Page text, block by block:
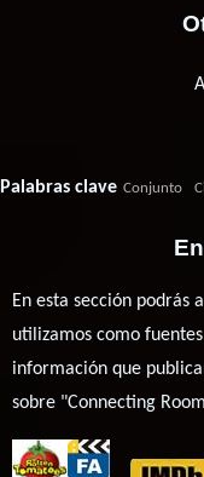
Palabras clave Conjunto
En esta sección podrás
utilizamos como
información que
sobre "Connecting